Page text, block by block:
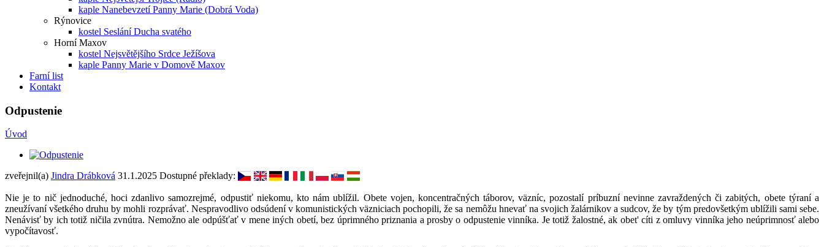
kaple Nanebevzetí Panny Marie (Dobrá Voda)
Rýnovice
kostel Seslání Ducha svatého
Horní Maxov
kostel Nejsvětějšího Srdce Ježíšova
kaple Panny Marie v Domově Maxov
Farní list
Kontakt
Odpustenie
Úvod
zveřejnil(a) Jindra Drábková 31.1.2025 Dostupné překlady:
Nie je to nič jednoduché, hoci zdanlivo samozrejmé, odpustiť niekomu, kto nám ublížil. Obete vojen, koncentračných táborov, väzníc, pozostalí príbuzní nevinne zavraždených či zabitých, obete týraní a
zneužívaní všetkého druhu by mohli rozprávať. Nespravodlivo odsúdení v komunistických väzniciach pochopili, že sa nemôžu hnevať na svojich žalárnikov a sudcov, že by tým predovšetkým ublížili sami sebe.
Nenávisť by ich totiž ničila zvnútra. Nemožno ale odpúšťať v mene iných obetí, bez úprimného priznania a prosby o odpustenie vinníka. Je totiž žalostné, ak obet' cíti z omluvy vinníka jeho neúprimnosť alebo
vypočítavosť.